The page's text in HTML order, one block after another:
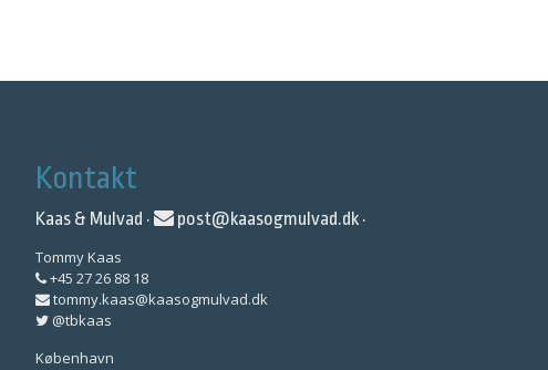
Kontakt
Kaas & Mulvad · post@kaasogmulvad.dk ·
Tommy Kaas
+45 27 26 88 18
tommy.kaas@kaasogmulvad.dk
@tbkaas
København